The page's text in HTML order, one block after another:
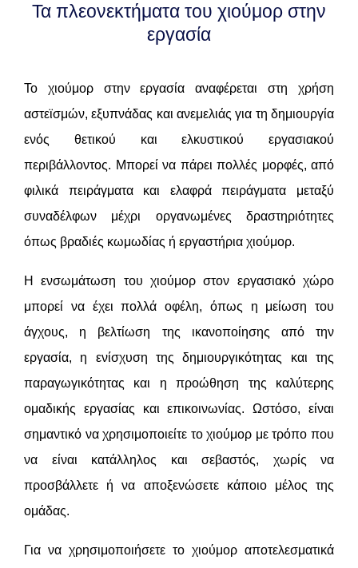
Τα πλεονεκτήματα του χιούμορ στην
εργασία
Το χιούμορ στην εργασία αναφέρεται στη χρήση
αστεϊσμών, εξυπνάδας και ανεμελιάς για τη δημιουργία
ενός θετικού και ελκυστικού εργασιακού
περιβάλλοντος. Μπορεί να πάρει πολλές μορφές, από
φιλικά πειράγματα και ελαφρά πειράγματα μεταξύ
συναδέλφων μέχρι οργανωμένες δραστηριότητες
όπως βραδιές κωμωδίας ή εργαστήρια χιούμορ.
Η ενσωμάτωση του χιούμορ στον εργασιακό χώρο
μπορεί να έχει πολλά οφέλη, όπως η μείωση του
άγχους, η βελτίωση της ικανοποίησης από την
εργασία, η ενίσχυση της δημιουργικότητας και της
παραγωγικότητας και η προώθηση της καλύτερης
ομαδικής εργασίας και επικοινωνίας. Ωστόσο, είναι
σημαντικό να χρησιμοποιείτε το χιούμορ με τρόπο που
να είναι κατάλληλος και σεβαστός, χωρίς να
προσβάλλετε ή να αποξενώσετε κάποιο μέλος της
ομάδας.
Για να χρησιμοποιήσετε το χιούμορ αποτελεσματικά